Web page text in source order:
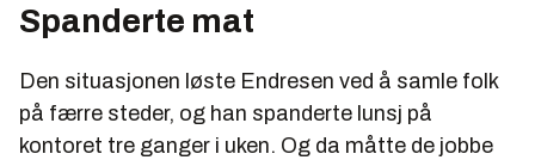
Spanderte mat
Den situasjonen løste Endresen ved å samle folk
på færre steder, og han spanderte lunsj på
kontoret tre ganger i uken. Og da måtte de jobbe